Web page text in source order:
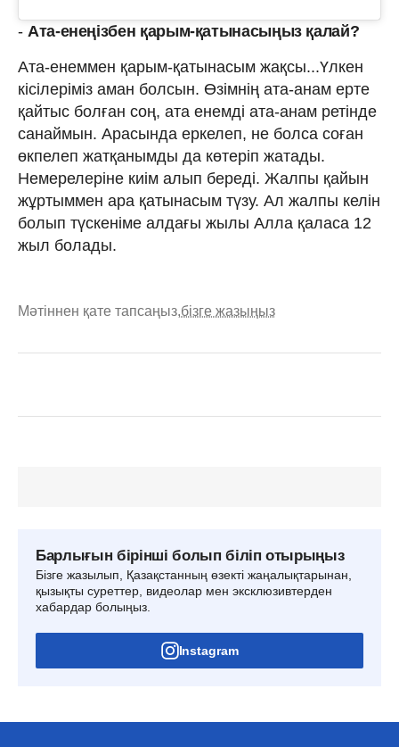
- Ата-енеңізбен қарым-қатынасыңыз қалай?
Ата-енеммен қарым-қатынасым жақсы...Үлкен
кісілеріміз аман болсын. Өзімнің ата-анам ерте
қайтыс болған соң, ата енемді ата-анам ретінде
санаймын. Арасында еркелеп, не болса соған
өкпелеп жатқанымды да көтеріп жатады.
Немерелеріне киім алып береді. Жалпы қайын
жұртыммен ара қатынасым түзу. Ал жалпы келін
болып түскеніме алдағы жылы Алла қаласа 12
жыл болады.
Мәтіннен қате тапсаңыз,бізге жазыңыз
Барлығын бірінші болып біліп отырыңыз
Бізге жазылып, Қазақстанның өзекті жаңалықтарынан,
қызықты суреттер, видеолар мен эксклюзивтерден
хабардар болыңыз.
Instagram